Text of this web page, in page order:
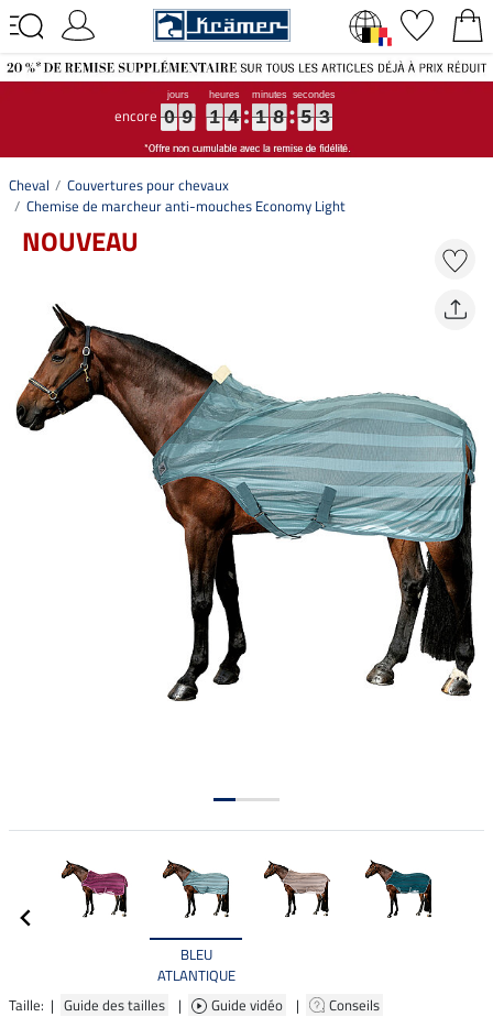
encore 0
0
0
0 9
9
9
9 1
1
1
1 4
4
4
4 1
1
1
1 8
8
8
8 5
5
5
5 2
3
2
3
Cheval
Couvertures pour chevaux
Chemise de marcheur anti-mouches Economy Light
NOUVEAU
BLEU
ATLANTIQUE
Taille: | Guide des tailles | Guide vidéo | Conseils